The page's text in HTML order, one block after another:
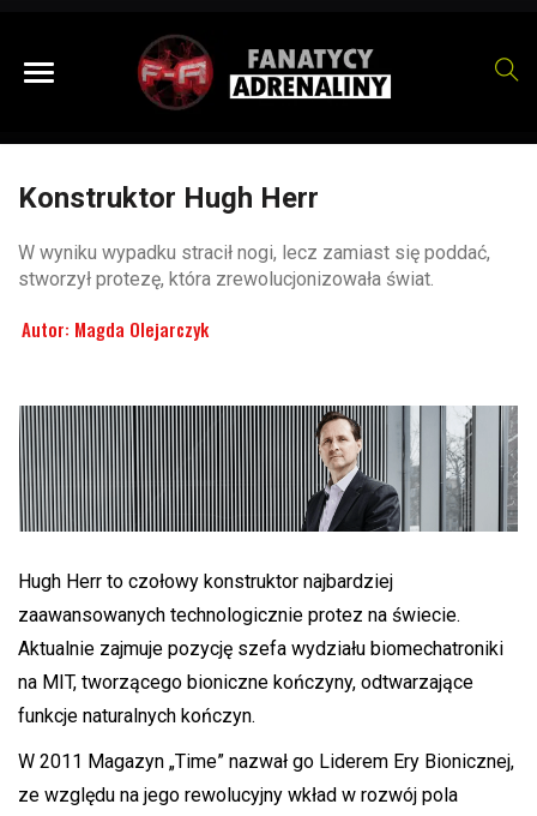
Konstruktor Hugh Herr
W wyniku wypadku stracił nogi, lecz zamiast się poddać,
stworzył protezę, która zrewolucjonizowała świat.
Autor: Magda Olejarczyk
Hugh Herr to czołowy konstruktor najbardziej
zaawansowanych technologicznie protez na świecie.
Aktualnie zajmuje pozycję szefa wydziału biomechatroniki
na MIT, tworzącego bioniczne kończyny, odtwarzające
funkcje naturalnych kończyn.
W 2011 Magazyn „Time” nazwał go Liderem Ery Bionicznej,
ze względu na jego rewolucyjny wkład w rozwój pola